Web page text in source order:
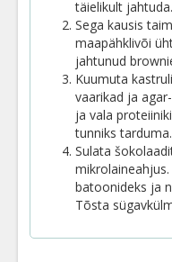
täielikult jahtuda.
Sega kausis
maapähklivõi
jahtunud
Kuumuta
vaarikad ja
ja vala
tunniks tarduma.
Sulata
batoonideks ja
Tõsta